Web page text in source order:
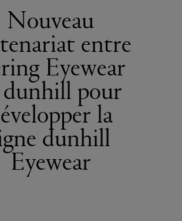
Nouveau
entre
Eyewear
pour
la
dunhill
Eyewear